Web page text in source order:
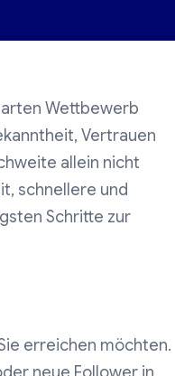
Wettbewerb
Vertrauen
allein nicht
schnellere und
Schritte zur
erreichen möchten.